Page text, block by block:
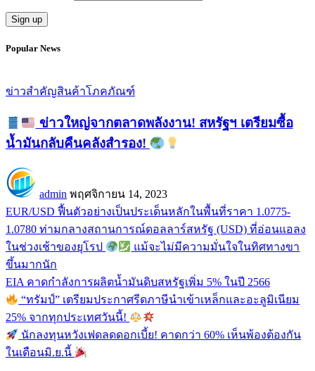
Popular News
ข่าวสำคัญสินค้าโภคภัณฑ์
ข่าวใหญ่จากตลาดพลังงาน! สหรัฐฯ เตรียมซื้อ
น้ำมันกลับคืนคลังสำรอง!
admin พฤศจิกายน 14, 2023
EUR/USD ฟื้นตัวอย่างเป็นประเด็นหลักในพื้นที่ราคา 1.0775-
1.0780 ท่ามกลางสถานการณ์ดอลลาร์สหรัฐ (USD) ที่อ่อนแอลง
ในช่วงเช้าของยุโรป
แม้จะไม่มีความมั่นใจในทิศทางขา
ขึ้นมากนัก
EIA คาดกำลังการผลิตน้ำมันดิบสหรัฐเพิ่ม 5% ในปี 2566
“ทรัมป์” เตรียมประกาศรีดภาษีนำเข้าเหล็กและอะลูมิเนียม
25% จากทุกประเทศวันนี้!
นักลงทุนหวังเฟดลดดอกเบี้ย! คาดกว่า 60% เห็นพ้องต้องกัน
ในเดือนมิ.ย.นี้